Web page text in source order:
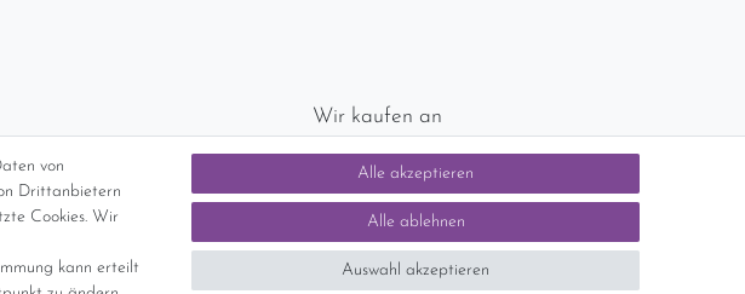
von
Drittanbietern
Cookies. Wir
kann erteilt
Alle akzeptieren
Alle ablehnen
Auswahl akzeptieren
Deutschlands)
Wir kaufen an
kaufen wir dieses an. Einfach unverbindliches
Angebot anfordern.
ein Ausweis der Mehrwertsteuer auf der Rechnung erfolgt nicht.)